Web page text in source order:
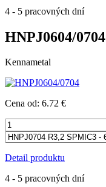
4 - 5 pracovných dní
HNPJ0604/0704
Kennametal
Cena od: 6.72 €
Detail produktu
4 - 5 pracovných dní